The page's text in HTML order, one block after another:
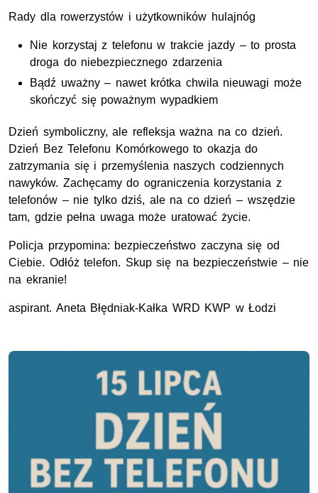
Rady dla rowerzystów i użytkowników hulajnóg
Nie korzystaj z telefonu w trakcie jazdy – to prosta
droga do niebezpiecznego zdarzenia
Bądź uważny – nawet krótka chwila nieuwagi może
skończyć się poważnym wypadkiem
Dzień symboliczny, ale refleksja ważna na co dzień.
Dzień Bez Telefonu Komórkowego to okazja do
zatrzymania się i przemyślenia naszych codziennych
nawyków. Zachęcamy do ograniczenia korzystania z
telefonów – nie tylko dziś, ale na co dzień – wszędzie
tam, gdzie pełna uwaga może uratować życie.
Policja przypomina: bezpieczeństwo zaczyna się od
Ciebie. Odłóż telefon. Skup się na bezpieczeństwie – nie
na ekranie!
aspirant. Aneta Błędniak-Kałka WRD KWP w Łodzi